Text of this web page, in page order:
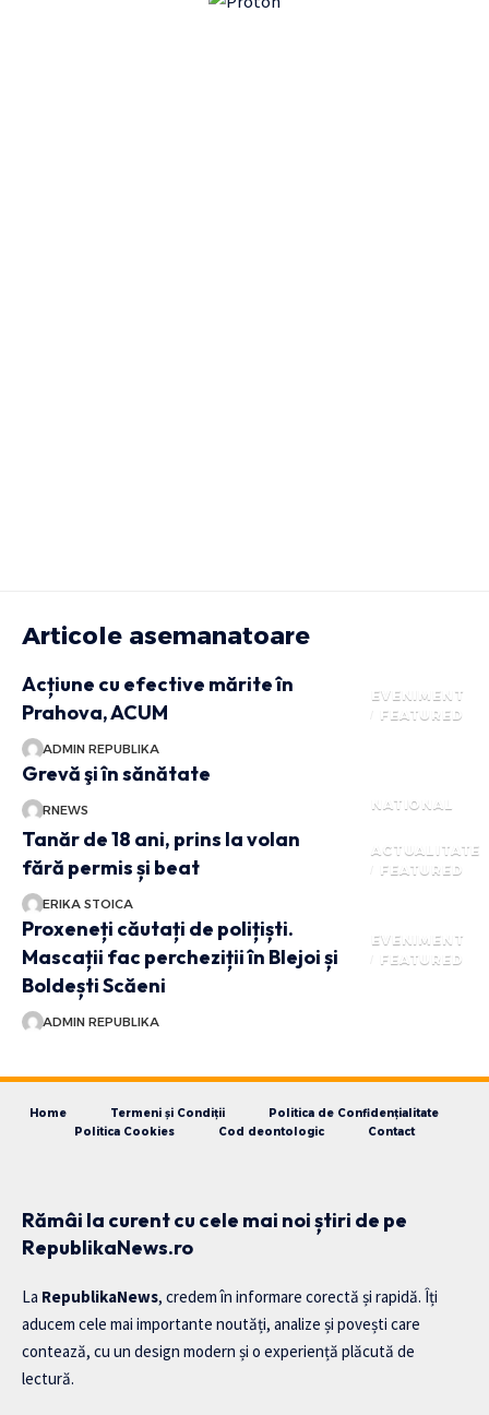
Articole asemanatoare
EVENIMENT
FEATURED
Acțiune cu efective mărite în
Prahova, ACUM
ADMIN REPUBLIKA
NATIONAL
Grevă şi în sănătate
RNEWS
ACTUALITATE
FEATURED
Tanăr de 18 ani, prins la volan
fără permis și beat
ERIKA STOICA
EVENIMENT
FEATURED
Proxeneți căutați de polițiști.
Mascații fac percheziții în Blejoi și
Boldești Scăeni
ADMIN REPUBLIKA
Home Termeni și Condiții
Politica de Confidențialitate
Politica Cookies
Cod deontologic Contact
Rămâi la curent cu cele mai noi știri de pe
RepublikaNews.ro
La RepublikaNews, credem în informare corectă și rapidă. Îți
aducem cele mai importante noutăți, analize și povești care
contează, cu un design modern și o experiență plăcută de
lectură.